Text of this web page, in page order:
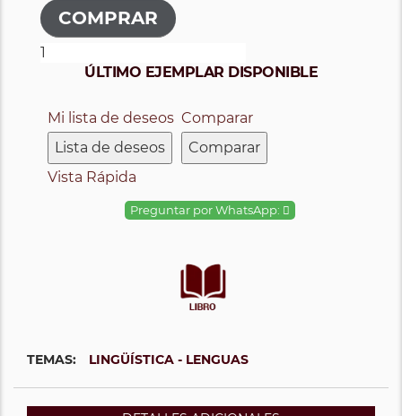
ÚLTIMO EJEMPLAR DISPONIBLE
Mi lista de deseos
Lista de deseos
Comparar
Comparar
Vista Rápida
Preguntar por WhatsApp:
TEMAS: LINGÜÍSTICA - LENGUAS